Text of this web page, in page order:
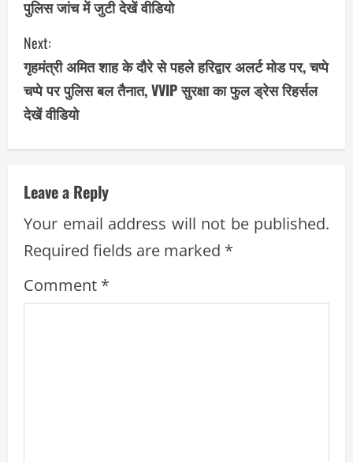
t
i
n
R
e
a
d
पुलिस जांच में जुटी देखें वीडियो
Next:
गृहमंत्री अमित शाह के दौरे से पहले हरिद्वार अलर्ट मोड पर, चप्पे
चप्पे पर पुलिस बल तैनात, VVIP सुरक्षा का फुल ड्रेस रिहर्सल
देखें वीडियो
Leave a Reply
Your email address will not be published.
Required fields are marked *
Comment *